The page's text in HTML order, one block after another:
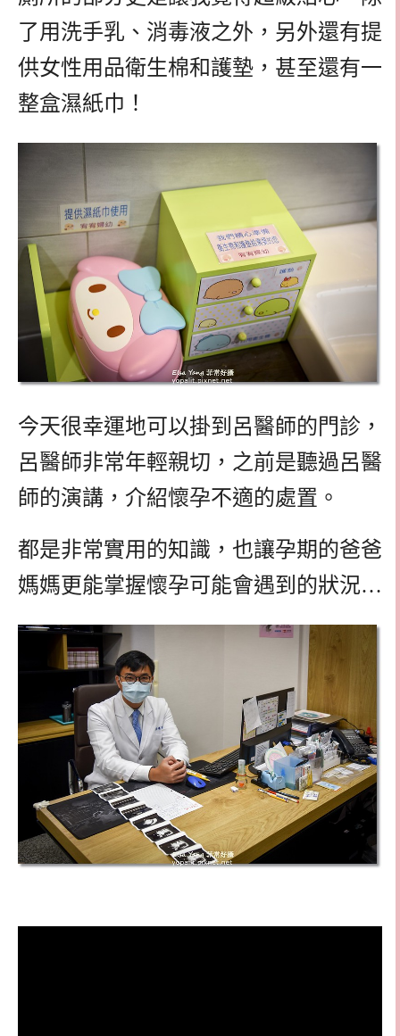
了用洗手乳、消毒液之外，另外還有提
供女性用品衛生棉和護墊，甚至還有一
整盒濕紙巾！
今天很幸運地可以掛到呂醫師的門診，
呂醫師非常年輕親切，之前是聽過呂醫
師的演講，介紹懷孕不適的處置。
都是非常實用的知識，也讓孕期的爸爸
媽媽更能掌握懷孕可能會遇到的狀況…